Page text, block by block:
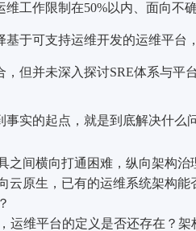
维工作限制在50%以内、面向不
于可支持运维开发的运维平台
但并未深入探讨SRE体系与平
实的起点，就是到底解决什么
间横向打通困难，纵向架构治
云原生，已有的运维系统架构能
运维平台的定义是否还存在？架